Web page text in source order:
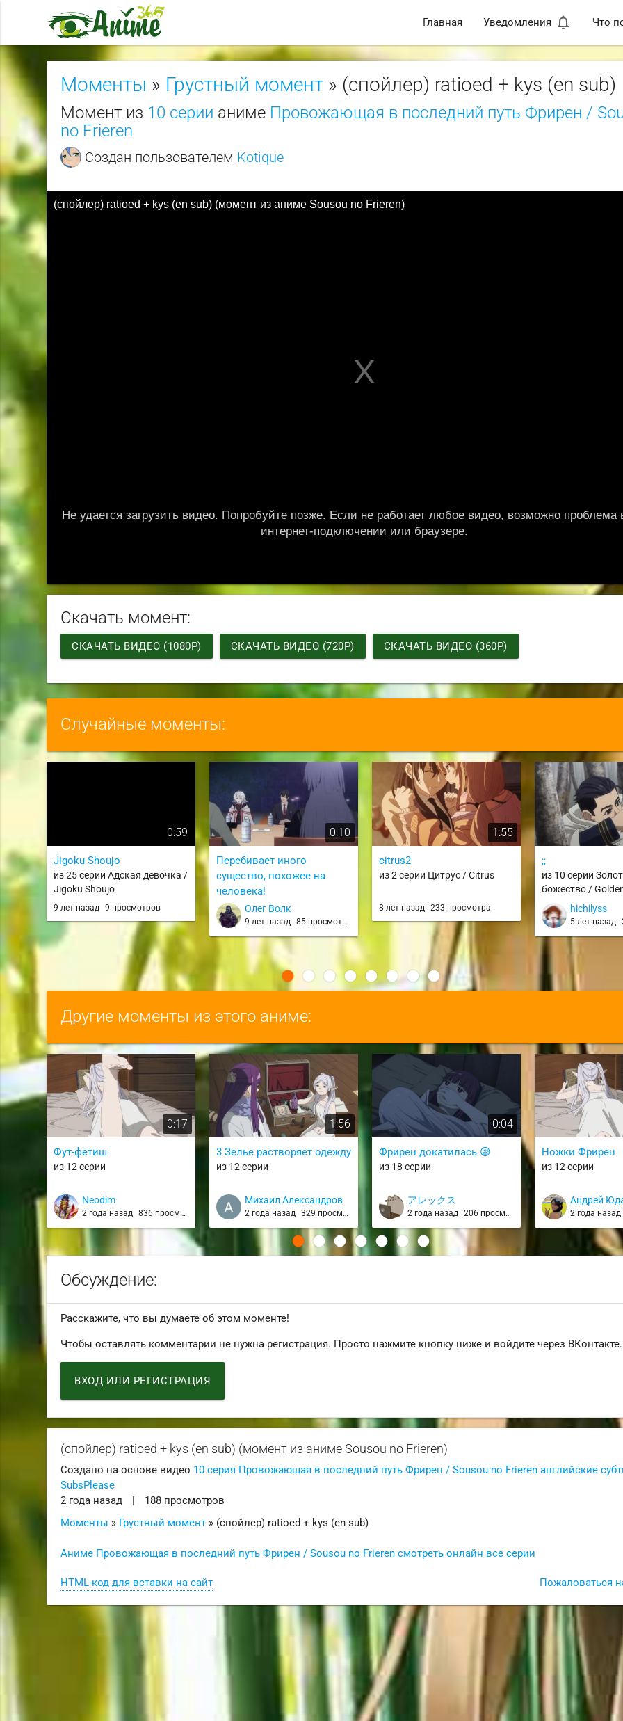
Главная Уведомления notifications_none Что
Моменты » Грустный момент » (спойлер) ratioed + kys (en sub)
Момент из 10 серии аниме Провожающая в последний путь Фрирен /
no Frieren
Создан пользователем Kotique
Скачать момент:
СКАЧАТЬ ВИДЕО (1080P) СКАЧАТЬ ВИДЕО (720P) СКАЧАТЬ ВИДЕО (360P)
Случайные моменты:
0:59
Jigoku Shoujo
из 25 серии Адская девочка /
Jigoku Shoujo
9 лет назад 9 просмотров
0:10
Перебивает иного
существо, похожее на
человека!
из 3 серии Правильный
ответ: «Кадо» / Seikaisuru
Олег Волк
9 лет назад 85 просмотров
1:55
citrus2
из 2 серии Цитрус / Citrus
8 лет назад 233 просмотра
;;
из 10 серии
божество /
hichilyss
5 лет назад
Другие моменты из этого аниме:
0:17
Фут-фетиш
из 12 серии
Neodim
2 года назад 836 просмотров
1:56
3 Зелье растворяет одежду
из 12 серии
Михаил Александров
2 года назад 329 просмотров
0:04
Фрирен докатилась 😪
из 18 серии
アレックス
2 года назад 206 просмотров
Ножки Фрирен
из 12 серии
Андрей
2 года назад
Обсуждение:
Расскажите, что вы думаете об этом моменте!
Чтобы оставлять комментарии не нужна регистрация. Просто нажмите кнопку ниже и войдите через ВКонтакте.
ВХОД ИЛИ РЕГИСТРАЦИЯ
(спойлер) ratioed + kys (en sub) (момент из аниме Sousou no Frieren)
Создано на основе видео 10 серия Провожающая в последний путь Фрирен / Sousou no Frieren английские
SubsPlease
2 года назад
|
188 просмотров
Моменты » Грустный момент » (спойлер) ratioed + kys (en sub)
Аниме Провожающая в последний путь Фрирен / Sousou no Frieren смотреть онлайн все серии
Пожаловаться
HTML-код для вставки на сайт